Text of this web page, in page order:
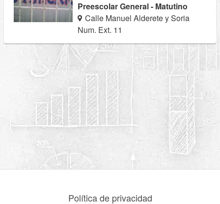
Preescolar General - Matutino
Calle Manuel Alderete y Soria
Num. Ext. 11
Política de privacidad